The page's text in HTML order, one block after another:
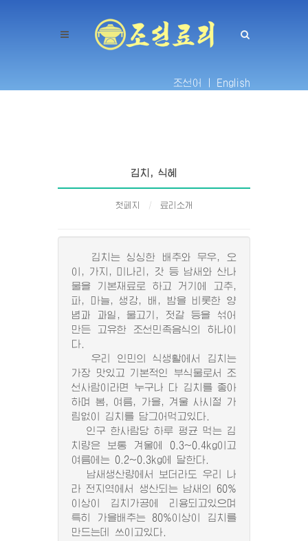
조선어 | English
김치, 식혜
첫페지 료리소개
김치는 싱싱한 배추와 무우, 오
이, 가지, 미나리, 갓 등 남새와 산나
물을 기본재료로 하고 거기에 고추,
파, 마늘, 생강, 배, 밤을 비롯한 양
념과 과일, 물고기, 젓갈 등을 섞어
만든 고유한 조선민족음식의 하나이
다.
우리 인민의 식생활에서 김치는
가장 맛있고 기본적인 부식물로서 조
선사람이라면 누구나 다 김치를 좋아
하며 봄, 여름, 가을, 겨울 사시절 가
림없이 김치를 담그어먹고있다.
인구 한사람당 하루 평균 먹는 김
치량은 보통 겨울에 0.3~0.4kg이고
여름에는 0.2~0.3kg에 달한다.
남새생산량에서 보더라도 우리 나
라 전지역에서 생산되는 남새의 60%
이상이 김치가공에 리용되고있으며
특히 가을배추는 80%이상이 김치를
만드는데 쓰이고있다.